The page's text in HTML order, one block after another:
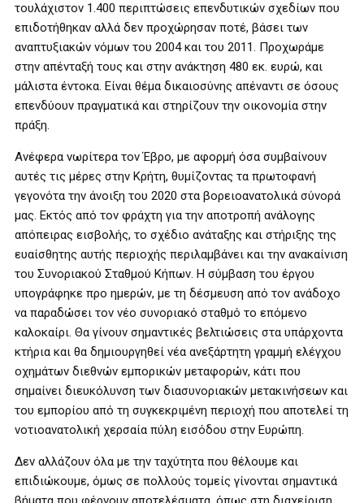
τουλάχιστον 1.400 περιπτώσεις επενδυτικών σχεδίων που
επιδοτήθηκαν αλλά δεν προχώρησαν ποτέ, βάσει των
αναπτυξιακών νόμων του 2004 και του 2011. Προχωράμε
στην απένταξή τους και στην ανάκτηση 480 εκ. ευρώ, και
μάλιστα έντοκα. Είναι θέμα δικαιοσύνης απέναντι σε όσους
επενδύουν πραγματικά και στηρίζουν την οικονομία στην
πράξη.
Ανέφερα νωρίτερα τον Έβρο, με αφορμή όσα συμβαίνουν
αυτές τις μέρες στην Κρήτη, θυμίζοντας τα πρωτοφανή
γεγονότα την άνοιξη του 2020 στα βορειοανατολικά σύνορά
μας. Εκτός από τον φράχτη για την αποτροπή ανάλογης
απόπειρας εισβολής, το σχέδιο ανάταξης και στήριξης της
ευαίσθητης αυτής περιοχής περιλαμβάνει και την ανακαίνιση
του Συνοριακού Σταθμού Κήπων. Η σύμβαση του έργου
υπογράφηκε προ ημερών, με τη δέσμευση από τον ανάδοχο
να παραδώσει τον νέο συνοριακό σταθμό το επόμενο
καλοκαίρι. Θα γίνουν σημαντικές βελτιώσεις στα υπάρχοντα
κτήρια και θα δημιουργηθεί νέα ανεξάρτητη γραμμή ελέγχου
οχημάτων διεθνών εμπορικών μεταφορών, κάτι που
σημαίνει διευκόλυνση των διασυνοριακών μετακινήσεων και
του εμπορίου από τη συγκεκριμένη περιοχή που αποτελεί τη
νοτιοανατολική χερσαία πύλη εισόδου στην Ευρώπη.
Δεν αλλάζουν όλα με την ταχύτητα που θέλουμε και
επιδιώκουμε, όμως σε πολλούς τομείς γίνονται σημαντικά